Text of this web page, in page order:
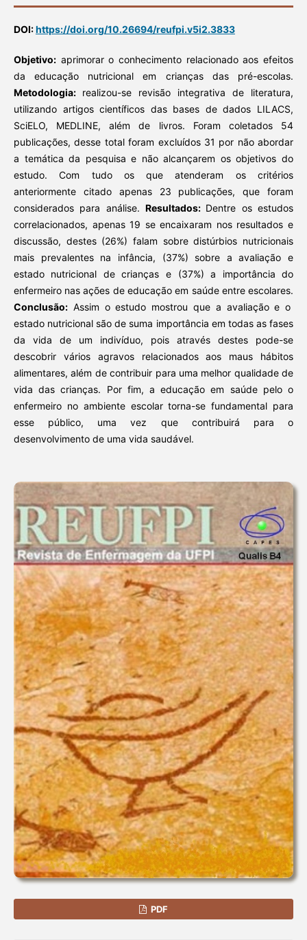
DOI:https://doi.org/10.26694/reufpi.v5i2.3833
Objetivo:aprimorar o conhecimento relacionado aos efeitos
da educação nutricional em crianças das pré-escolas.
Metodologia: realizou-se revisão integrativa de literatura,
utilizando artigos científicos das bases de dados LILACS,
SciELO, MEDLINE, além de livros. Foram coletados 54
publicações, desse total foram excluídos 31 por não abordar
a temática da pesquisa e não alcançarem os objetivos do
estudo. Com tudo os que atenderam os critérios
anteriormente citado apenas 23 publicações, que foram
considerados para análise. Resultados: Dentre os estudos
correlacionados, apenas 19 se encaixaram nos resultados e
discussão, destes (26%) falam sobre distúrbios nutricionais
mais prevalentes na infância, (37%) sobre a avaliação e
estado nutricional de crianças e (37%) a importância do
enfermeiro nas ações de educação em saúde entre escolares.
Conclusão:Assim o estudo mostrou que a avaliação e o
estado nutricional são de suma importância em todas as fases
da vida de um indivíduo, pois através destes pode-se
descobrir vários agravos relacionados aos maus hábitos
alimentares, além de contribuir para uma melhor qualidade de
vida das crianças. Por fim, a educação em saúde pelo o
enfermeiro no ambiente escolar torna-se fundamental para
esse público, uma vez que contribuirá para o
desenvolvimento de uma vida saudável.
PDF